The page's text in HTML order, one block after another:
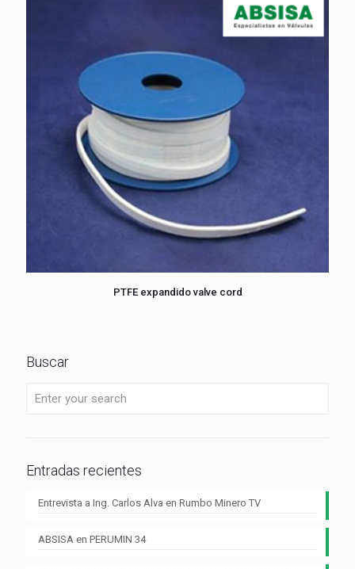
PTFE expandido valve cord
Buscar
Entradas recientes
Entrevista a Ing. Carlos Alva en Rumbo Minero TV
ABSISA en PERUMIN 34